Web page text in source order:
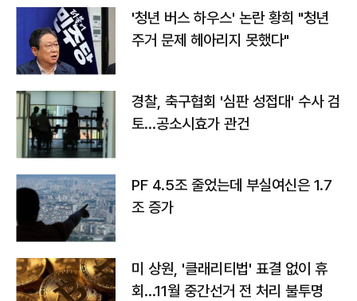
'청년 버스 하우스' 논란 황희 "청년
주거 문제 헤아리지 못했다"
경찰, 축구협회 '심판 성접대' 수사 검
토…공소시효가 관건
PF 4.5조 줄었는데 부실여신은 1.7
조 증가
미 상원, '클래리티법' 표결 없이 휴
회…11월 중간선거 전 처리 불투명